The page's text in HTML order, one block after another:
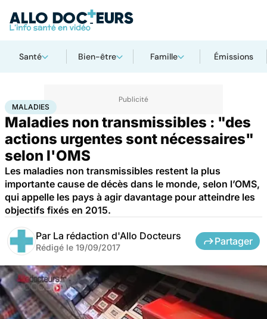
Santé Bien-être Famille Émissions
AccueilSanté Maladies
MALADIES
Maladies non transmissibles : "des
actions urgentes sont nécessaires"
selon l'OMS
Les maladies non transmissibles restent la plus
importante cause de décès dans le monde, selon l’OMS,
qui appelle les pays à agir davantage pour atteindre les
objectifs fixés en 2015.
Par La rédaction d'Allo Docteurs
Rédigé le 19/09/2017
Partager